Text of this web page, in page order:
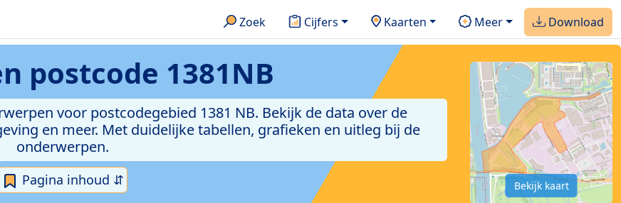
Zoek Cijfers Kaarten Meer Download
postcode 1381NB
voor postcodegebied 1381 NB. Bekijk de data over de
en meer. Met duidelijke tabellen, grafieken en uitleg bij de
onderwerpen.
Pagina inhoud ⇵ Bekijk kaart